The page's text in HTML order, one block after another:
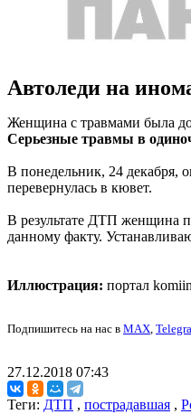
Автоледи на
Женщина с травмами была
Серьезные травмы в
В понедельник, 24 декабря,
перевернулась в кювет.
В результате ДТП женщина
данному факту.
Иллюстрация: портал
Подпишитесь на нас в MAX,
27.12.2018 07:43
Теги: ДТП , пострадавшая ,